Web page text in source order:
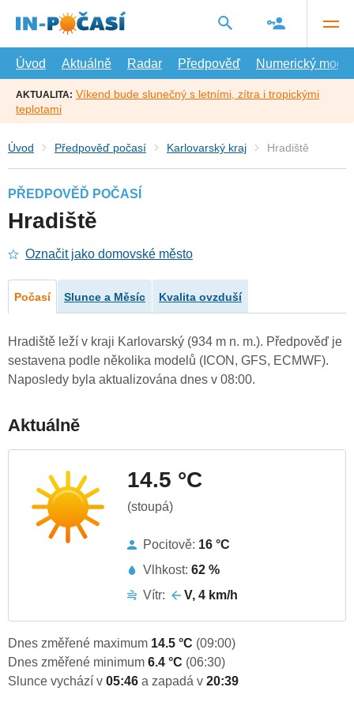
hlavní
Úvod
Aktuálně Radar Předpověď Numerický model
AKTUALITA: Víkend bude slunečný s letními, zítra i tropickými
teplotami
Úvod Předpověď počasí Karlovarský kraj Hradiště
PŘEDPOVĚĎ POČASÍ
Hradiště
Označit jako domovské město
Počasí Slunce a Měsíc Kvalita ovzduší
Hradiště leží v kraji Karlovarský (934 m n. m.). Předpověď je
sestavena podle několika modelů (ICON, GFS, ECMWF).
Naposledy byla aktualizována dnes v 08:00.
Aktuálně
14.5 °C
(stoupá)
Pocitově: 16 °C
Vlhkost: 62 %
Vítr:
V, 4 km/h
Dnes změřené maximum 14.5 °C (09:00)
Dnes změřené minimum 6.4 °C (06:30)
Slunce vychází v 05:46 a zapadá v 20:39